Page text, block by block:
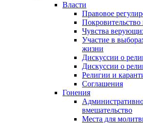
Власти
Правовое
Покровительство
Чувства
Участие в
жизни
Дискуссии о
Дискуссии о
Религии и
Соглашения
Гонения
вмешательство
Места для